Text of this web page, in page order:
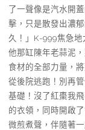
了一聲像是汽水開
擊，只是散發出濃
久！」K-999焦急地
他那缸陳年老蒜泥
食材的全部力量，
從後院逃跑！別再
基礎！沒了紅棗我
的衣領，同時開啟
微煎煮聲，伴隨著